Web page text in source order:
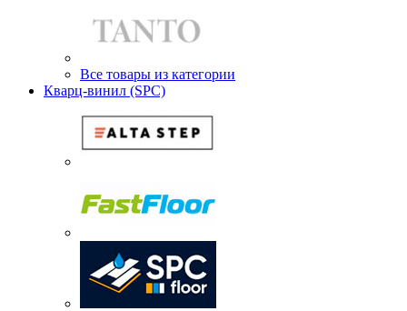
Все товары из категории
Кварц-винил (SPC)